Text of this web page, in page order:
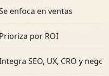
enfoca en ventas
Prioriza por ROI
SEO, UX, CRO y